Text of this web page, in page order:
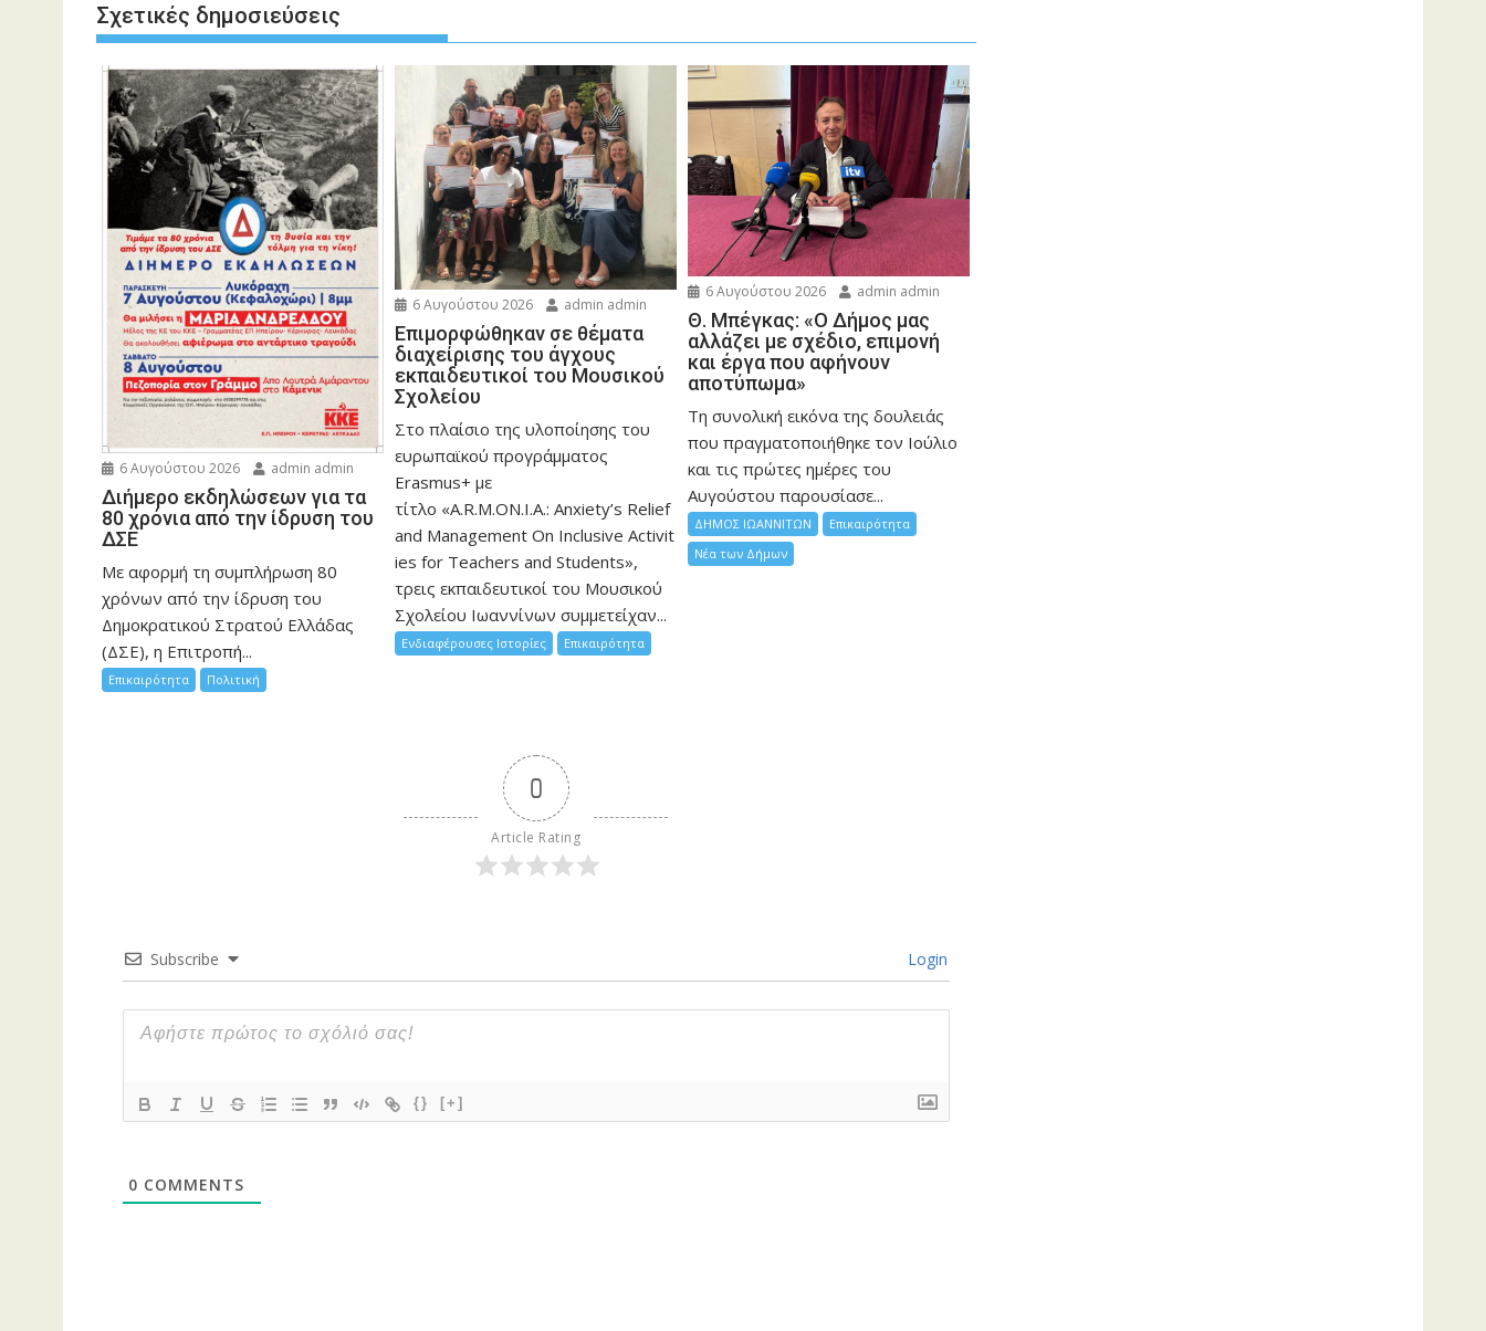
Σχετικές δημοσιεύσεις
6 Αυγούστου 2026 admin admin
Διήμερο εκδηλώσεων για τα
80 χρόνια από την ίδρυση του
ΔΣΕ
Με αφορμή τη συμπλήρωση 80
χρόνων από την ίδρυση του
Δημοκρατικού Στρατού Ελλάδας
(ΔΣΕ), η Επιτροπή...
Επικαιρότητα Πολιτική
6 Αυγούστου 2026 admin admin
Eπιμορφώθηκαν σε θέματα
διαχείρισης του άγχους
εκπαιδευτικοί του Μουσικού
Σχολείου
Στο πλαίσιο της υλοποίησης του
ευρωπαϊκού προγράμματος
Erasmus+ με
τίτλο «A.R.M.ON.I.A.: Anxiety’s Relief
and Management On Inclusive Activit
ies for Teachers and Students»,
τρεις εκπαιδευτικοί του Μουσικού
Σχολείου Ιωαννίνων συμμετείχαν...
Ενδιαφέρουσες Ιστορίες Επικαιρότητα
6 Αυγούστου 2026 admin admin
Θ. Μπέγκας: «Ο Δήμος μας
αλλάζει με σχέδιο, επιμονή
και έργα που αφήνουν
αποτύπωμα»
Τη συνολική εικόνα της δουλειάς
που πραγματοποιήθηκε τον Ιούλιο
και τις πρώτες ημέρες του
Αυγούστου παρουσίασε...
ΔΗΜΟΣ ΙΩΑΝΝΙΤΩΝ
Επικαιρότητα
Νέα των Δήμων
0
Article Rating
Subscribe Login
{} [+]
0 COMMENTS